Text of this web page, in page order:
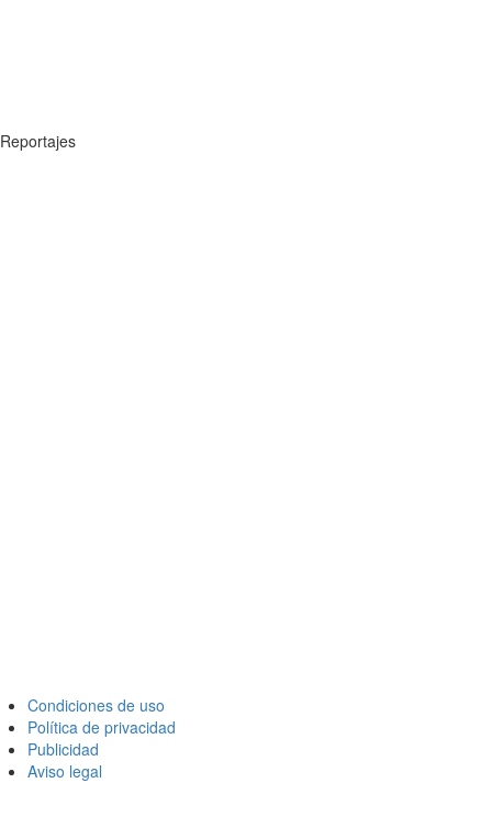
Reportajes
Condiciones de uso
Política de privacidad
Publicidad
Aviso legal